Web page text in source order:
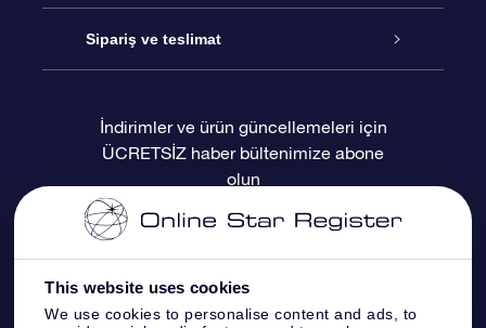
This website uses cookies
We use cookies to personalise content and ads, to
Blogu
Değerlendirmeler
OSR Hediye Paketi
OSR Hediye Kartı
Kurumsal hediyeler
Star Register
Kişiselleştirilmiş Yıldız Sayfası
Bir Milyon Yıldız
OSR Starsaver
Sipariş ve teslimat
Ödeme bilgileri
Sevkiyat bilgileri
İade Politikası
İndirimler ve ürün güncellemeleri için
ÜCRETSİZ haber bültenimize abone
olun